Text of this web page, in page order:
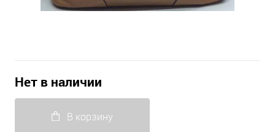
Нет в наличии
В корзину